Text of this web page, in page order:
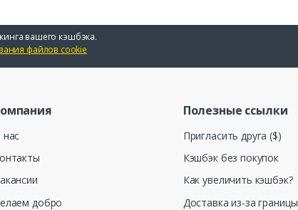
вашего кэшбэка.
файлов cookie
добро
Полезные ссылки
Пригласить друга ($)
Кэшбэк без покупок
Как увеличить кэшбэк?
Доставка из-за границы